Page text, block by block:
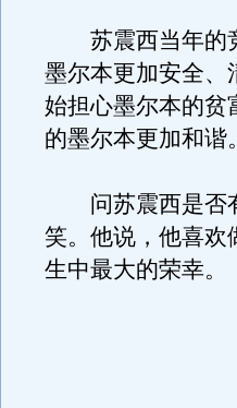
苏震西当年的竞
墨尔本更加安全、
始担心墨尔本的贫
的墨尔本更加和谐。
问苏震西是否有
笑。他说，他喜欢
生中最大的荣幸。